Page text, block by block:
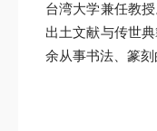
台湾大学兼任教
出土文献与传世
余从事书法、篆刻